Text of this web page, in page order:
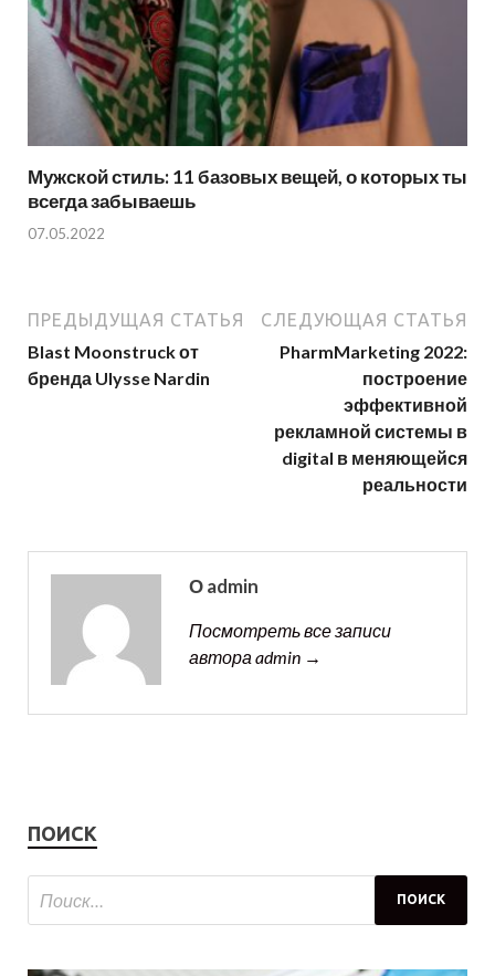
Мужской стиль: 11 базовых вещей, о которых ты
всегда забываешь
07.05.2022
ПРЕДЫДУЩАЯ СТАТЬЯ
Blast Moonstruck от
бренда Ulysse Nardin
СЛЕДУЮЩАЯ СТАТЬЯ
PharmMarketing 2022:
построение
эффективной
рекламной системы в
digital в меняющейся
реальности
О admin
Посмотреть все записи
автора admin →
ПОИСК